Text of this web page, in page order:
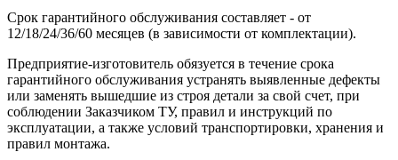
Срок гарантийного обслуживания составляет - от
12/18/24/36/60 месяцев (в зависимости от комплектации).
Предприятие-изготовитель обязуется в течение срока
гарантийного обслуживания устранять выявленные дефекты
или заменять вышедшие из строя детали за свой счет, при
соблюдении Заказчиком ТУ, правил и инструкций по
эксплуатации, а также условий транспортировки, хранения и
правил монтажа.